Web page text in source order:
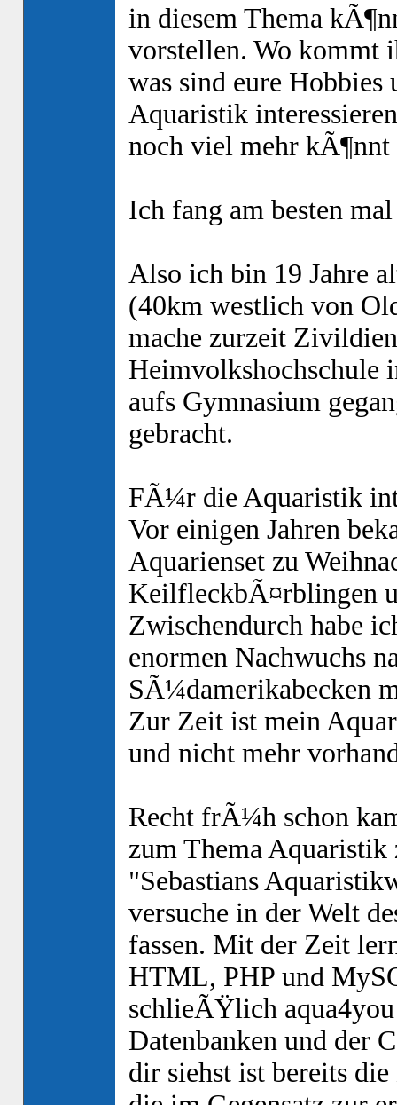
in diesem Thema
vorstellen. Wo kommt
was sind eure Hobbies
Aquaristik
noch viel mehr
Ich fang am besten
Also ich bin 19 Jahre
(40km westlich von
mache zurzeit
Heimvolkshochschule
aufs Gymnasium
gebracht.
FÃ¼r die Aquaristik
Vor einigen Jahren
Aquarienset zu
KeilfleckbÃ¤rblingen
Zwischendurch habe
enormen Nachwuchs
SÃ¼damerikabecken
Zur Zeit ist mein
und nicht mehr
Recht frÃ¼h schon
zum Thema Aquaristik
"Sebastians
versuche in der Welt
fassen. Mit der Zeit
HTML, PHP und
schlieÃŸlich
Datenbanken und der
dir siehst ist bereits